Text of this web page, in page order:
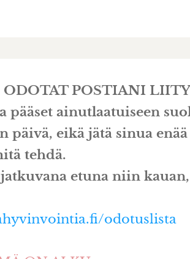
POSTIANI LIITY
ainutlaatuiseen
päivä, eikä jätä sinua
tehdä.
etuna niin
odotuslista